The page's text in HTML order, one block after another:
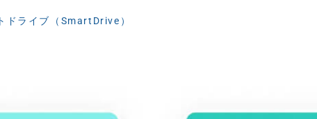
ドライブ（SmartDrive）